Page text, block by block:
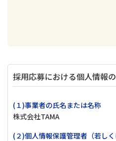
採用応募における個人情報
(１)事業者の氏名または名称
株式会社TAMA
(２)個人情報保護管理者（若し